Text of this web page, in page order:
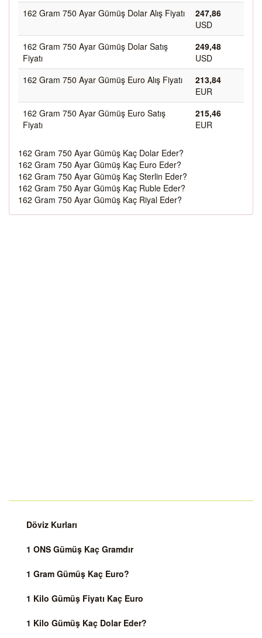
162 Gram 750 Ayar Gümüş Dolar Alış Fiyatı
247,86
USD
162 Gram 750 Ayar Gümüş Dolar Satış
Fiyatı
249,48
USD
162 Gram 750 Ayar Gümüş Euro Alış Fiyatı
213,84
EUR
162 Gram 750 Ayar Gümüş Euro Satış
Fiyatı
215,46
EUR
162 Gram 750 Ayar Gümüş Kaç Dolar Eder?
162 Gram 750 Ayar Gümüş Kaç Euro Eder?
162 Gram 750 Ayar Gümüş Kaç Sterlin Eder?
162 Gram 750 Ayar Gümüş Kaç Ruble Eder?
162 Gram 750 Ayar Gümüş Kaç Riyal Eder?
Döviz Kurları
1 ONS Gümüş Kaç Gramdır
1 Gram Gümüş Kaç Euro?
1 Kilo Gümüş Fiyatı Kaç Euro
1 Kilo Gümüş Kaç Dolar Eder?